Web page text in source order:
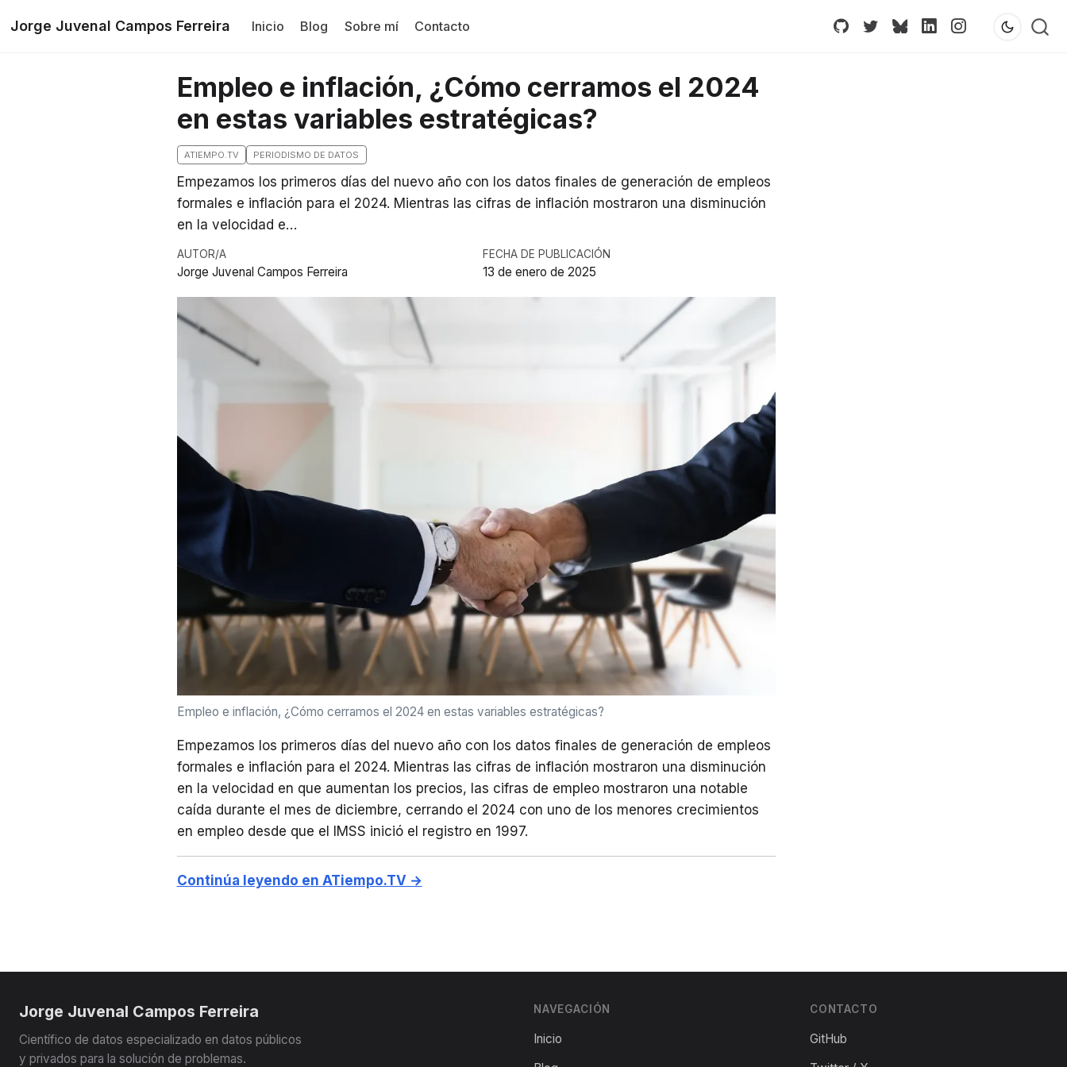
Jorge Juvenal Campos Ferreira Inicio Blog Sobre mí Contacto
Empleo e inflación, ¿Cómo cerramos el 2024
en estas variables estratégicas?
ATIEMPO.TV PERIODISMO DE DATOS
Empezamos los primeros días del nuevo año con los datos finales de generación de empleos
formales e inflación para el 2024. Mientras las cifras de inflación mostraron una disminución
en la velocidad e…
AUTOR/A
Jorge Juvenal Campos Ferreira
FECHA DE PUBLICACIÓN
13 de enero de 2025
Empleo e inflación, ¿Cómo cerramos el 2024 en estas variables estratégicas?
Empezamos los primeros días del nuevo año con los datos finales de generación de empleos
formales e inflación para el 2024. Mientras las cifras de inflación mostraron una disminución
en la velocidad en que aumentan los precios, las cifras de empleo mostraron una notable
caída durante el mes de diciembre, cerrando el 2024 con uno de los menores crecimientos
en empleo desde que el IMSS inició el registro en 1997.
Continúa leyendo en ATiempo.TV →
Jorge Juvenal Campos Ferreira
Científico de datos especializado en datos públicos
y privados para la solución de problemas.
NAVEGACIÓN
Inicio
CONTACTO
GitHub